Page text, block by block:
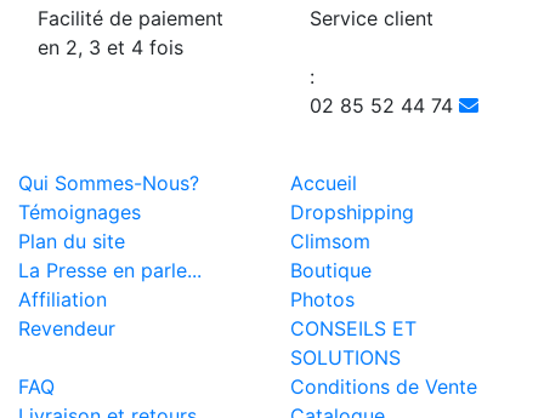
Facilité de paiement
en 2, 3 et 4 fois
Service client
:
02 85 52 44 74
Qui Sommes-Nous?
Accueil
Témoignages
Dropshipping
Plan du site
Climsom
La Presse en parle...
Boutique
Affiliation
Photos
Revendeur
CONSEILS ET
SOLUTIONS
FAQ
Conditions de Vente